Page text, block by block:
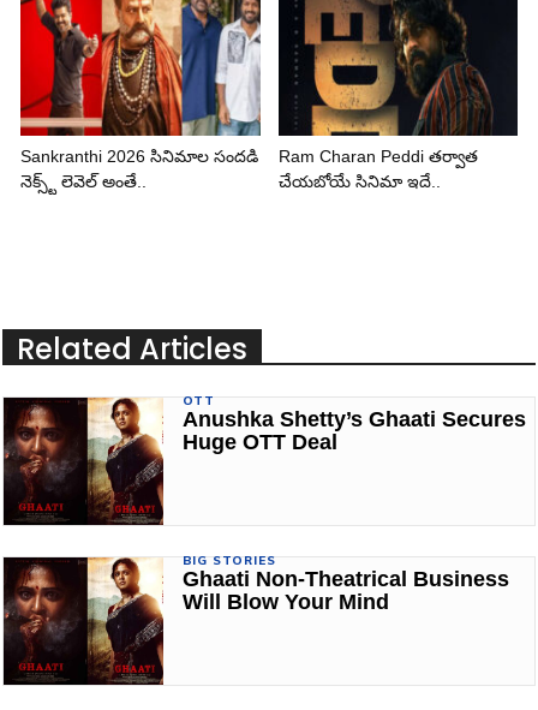
Sankranthi 2026 సినిమాల సందడి
నెక్స్ట్ లెవెల్ అంతే..
Ram Charan Peddi తర్వాత
చేయబోయే సినిమా ఇదే..
Related Articles
OTT
Anushka Shetty’s Ghaati Secures
Huge OTT Deal
BIG STORIES
Ghaati Non-Theatrical Business
Will Blow Your Mind